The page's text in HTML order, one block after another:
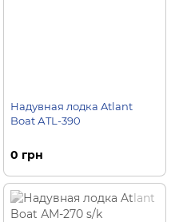
Надувная лодка Atlant
Boat АTL-390
0 грн